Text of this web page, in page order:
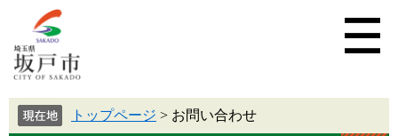
トップページ > お問い合わせ